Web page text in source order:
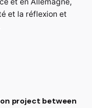
et la réflexion et
project between